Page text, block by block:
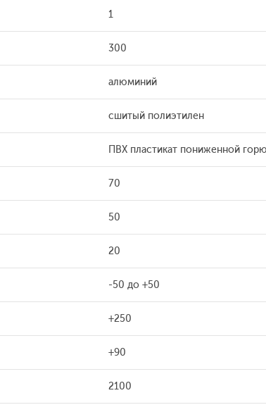
1
300
алюминий
сшитый полиэтилен
ПВХ пластикат пониженной
70
50
20
-50 до +50
+250
+90
2100